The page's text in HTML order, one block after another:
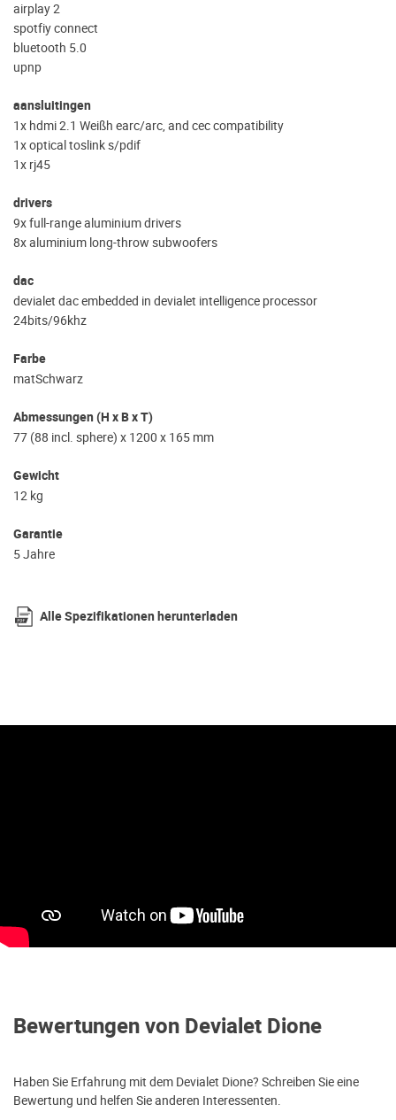
airplay 2
spotfiy connect
bluetooth 5.0
upnp
aansluitingen
1x hdmi 2.1 Weißh earc/arc, and cec compatibility
1x optical toslink s/pdif
1x rj45
drivers
9x full-range aluminium drivers
8x aluminium long-throw subwoofers
dac
devialet dac embedded in devialet intelligence processor
24bits/96khz
Farbe
matSchwarz
Abmessungen (H x B x T)
77 (88 incl. sphere) x 1200 x 165 mm
Gewicht
12 kg
Garantie
5 Jahre
Alle Spezifikationen herunterladen
Bewertungen von Devialet Dione
Haben Sie Erfahrung mit dem Devialet Dione? Schreiben Sie eine
Bewertung und helfen Sie anderen Interessenten.